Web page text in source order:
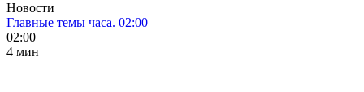
Новости
Главные темы часа. 02:00
02:00
4 мин